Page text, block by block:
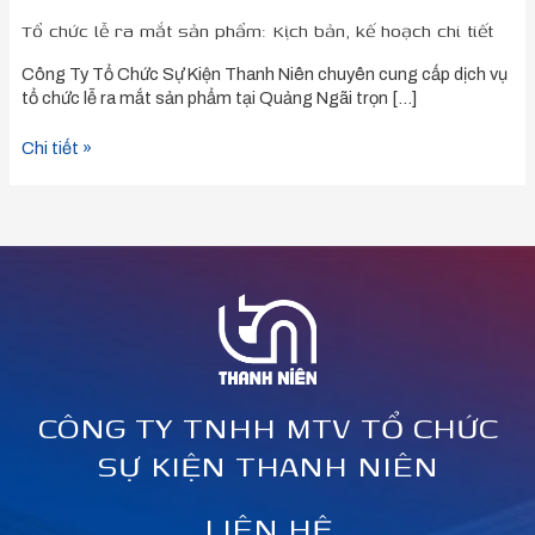
Tổ chức lễ ra mắt sản phẩm: Kịch bản, kế hoạch chi tiết
Công Ty Tổ Chức Sự Kiện Thanh Niên chuyên cung cấp dịch vụ
tổ chức lễ ra mắt sản phẩm tại Quảng Ngãi trọn […]
Chi tiết »
CÔNG TY TNHH MTV TỔ CHỨC
SỰ KIỆN THANH NIÊN